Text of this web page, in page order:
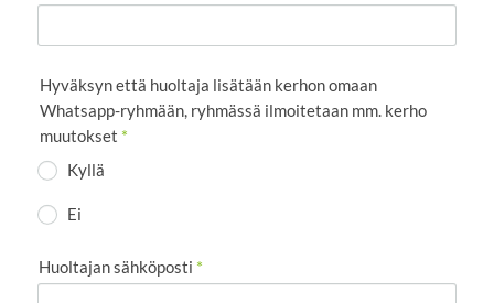
Hyväksyn että huoltaja lisätään kerhon omaan
Whatsapp-ryhmään, ryhmässä ilmoitetaan mm. kerho
muutokset *
Kyllä
Ei
Huoltajan sähköposti *